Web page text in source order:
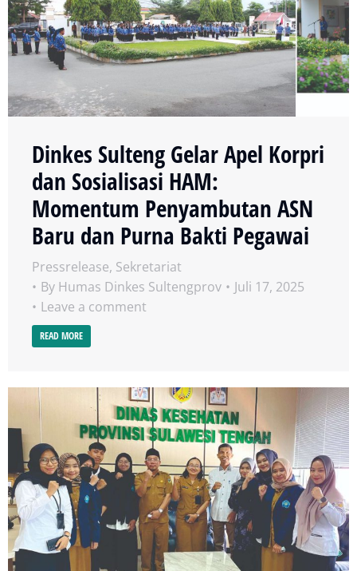
Dinkes Sulteng Gelar Apel Korpri
dan Sosialisasi HAM:
Momentum Penyambutan ASN
Baru dan Purna Bakti Pegawai
Pressrelease, Sekretariat
By Humas Dinkes Sultengprov
Juli 17, 2025
Leave a comment
READ MORE